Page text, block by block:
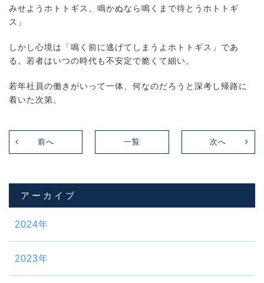
みせようホトトギス、鳴かぬなら鳴くまで待とうホトトギ
ス」
しかし心境は「鳴く前に逃げてしまうよホトトギス」であ
る。若者はいつの時代も不安定で脆くて細い。
若年社員の働きがいって一体、何なのだろうと深考し帰路に
着いた次第。
前へ 次へ
一覧
アーカイブ
2024年
2023年